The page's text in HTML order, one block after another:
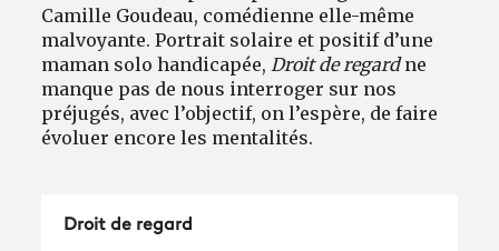
Camille Goudeau, comédienne elle-même
malvoyante. Portrait solaire et positif d’une
maman solo handicapée, Droit de regardne
manque pas de nous interroger sur nos
préjugés, avec l’objectif, on l’espère, de faire
évoluer encore les mentalités.
Droit de regard